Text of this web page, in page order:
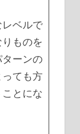
ベルで
ものを
ーンの
ても方
とにな